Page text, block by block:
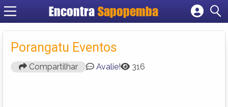
Encontra Sapopemba
Cadastrar empresa
Criar conta
Porangatu Eventos
Compartilhar Avalie! 316